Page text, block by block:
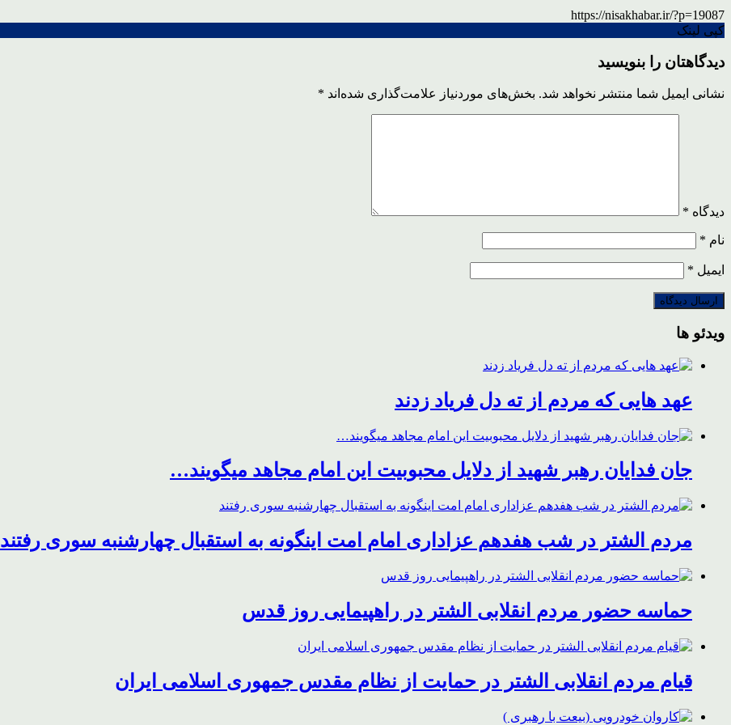
https://nisakhabar.ir/?p=19087
کپی لینک
دیدگاهتان را بنویسید
نشانی ایمیل شما منتشر نخواهد شد. بخش‌های موردنیاز علامت‌گذاری شده‌اند *
دیدگاه *
نام *
ایمیل *
ویدئو ها
عهد هایی که مردم از ته دل فریاد زدند
جان فدایان رهبر شهید از دلایل محبوبیت این امام مجاهد میگویند…
مردم الشتر در شب هفدهم عزاداری امام امت اینگونه به استقبال چهارشنبه سوری رفتند
حماسه حضور مردم انقلابی الشتر در راهپیمایی روز قدس
قیام مردم انقلابی الشتر در حمایت از نظام مقدس جمهوری اسلامی ایران